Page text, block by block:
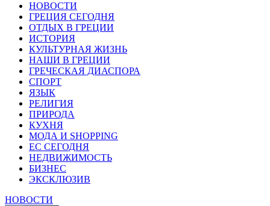
НОВОСТИ
ГРЕЦИЯ СЕГОДНЯ
ОТДЫХ В ГРЕЦИИ
ИСТОРИЯ
КУЛЬТУРНАЯ ЖИЗНЬ
НАШИ В ГРЕЦИИ
ГРЕЧЕСКАЯ ДИАСПОРА
СПОРТ
ЯЗЫК
РЕЛИГИЯ
ПРИРОДА
КУХНЯ
МОДА И SHOPPING
ЕС СЕГОДНЯ
НЕДВИЖИМОСТЬ
БИЗНЕС
ЭКСКЛЮЗИВ
НОВОСТИ